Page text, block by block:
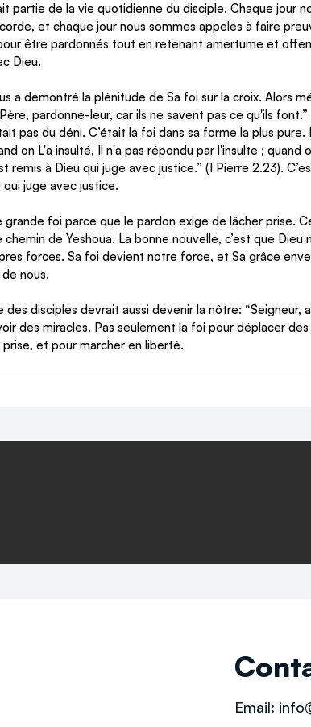
partie de la vie quotidienne du disciple. Chaque jour
et chaque jour nous sommes appelés à faire
être pardonnés tout en retenant amertume et
Dieu.
a démontré la plénitude de Sa foi sur la croix. Alors
Père, pardonne-leur, car ils ne savent pas ce qu'ils font.
pas du déni. C’était la foi dans sa forme la plus pure.
on L'a insulté, Il n'a pas répondu par l'insulte ; quand
remis à Dieu qui juge avec justice.” (1 Pierre 2.23).
qui juge avec justice.
foi parce que le pardon exige de lâcher prise.
chemin de Yeshoua. La bonne nouvelle, c’est que Dieu
forces. Sa foi devient notre force, et Sa grâce
nous.
disciples devrait aussi devenir la nôtre: “Seigneur,
des miracles. Pas seulement la foi pour déplacer
et pour marcher en liberté.
Email: